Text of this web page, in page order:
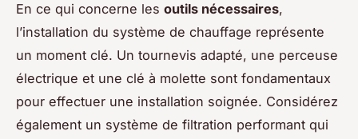
En ce qui concerne les outils nécessaires,
l’installation du système de chauffage représente
un moment clé. Un tournevis adapté, une perceuse
électrique et une clé à molette sont fondamentaux
pour effectuer une installation soignée. Considérez
également un système de filtration performant qui